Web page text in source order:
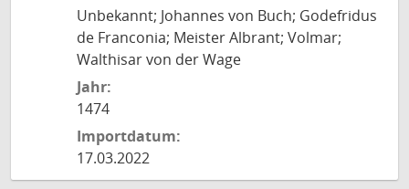
Unbekannt; Johannes von Buch; Godefridus
de Franconia; Meister Albrant; Volmar;
Walthisar von der Wage
Jahr:
1474
Importdatum:
17.03.2022